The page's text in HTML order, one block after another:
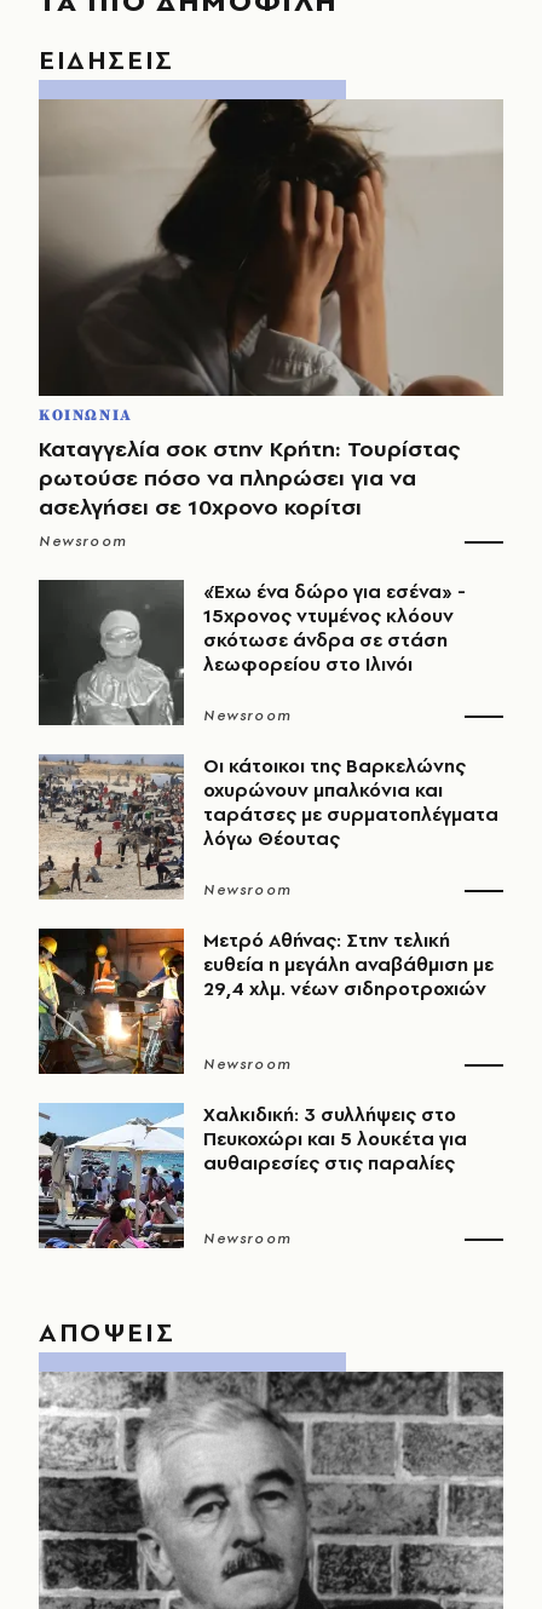
ΕΙΔΗΣΕΙΣ
ΚΟΙΝΩΝΙΑ
Καταγγελία σοκ στην Κρήτη: Τουρίστας
ρωτούσε πόσο να πληρώσει για να
ασελγήσει σε 10χρονο κορίτσι
Newsroom
«Έχω ένα δώρο για εσένα» -
15χρονος ντυμένος κλόουν
σκότωσε άνδρα σε στάση
λεωφορείου στο Ιλινόι
Newsroom
Οι κάτοικοι της Βαρκελώνης
οχυρώνουν μπαλκόνια και
ταράτσες με συρματοπλέγματα
λόγω Θέουτας
Newsroom
Μετρό Αθήνας: Στην τελική
ευθεία η μεγάλη αναβάθμιση με
29,4 χλμ. νέων σιδηροτροχιών
Newsroom
Χαλκιδική: 3 συλλήψεις στο
Πευκοχώρι και 5 λουκέτα για
αυθαιρεσίες στις παραλίες
Newsroom
ΑΠΟΨΕΙΣ